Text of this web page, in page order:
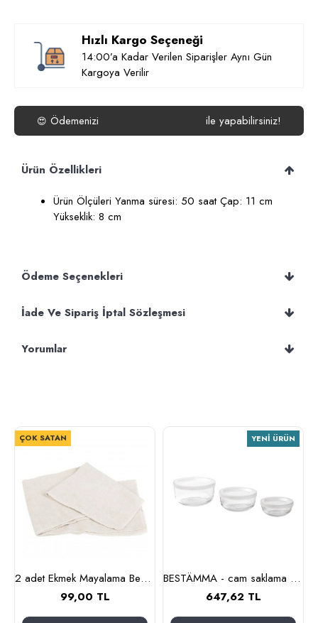
Hızlı Kargo Seçeneği
14:00’a Kadar Verilen Siparişler Aynı Gün
Kargoya Verilir
😍 Ödemenizi ile yapabilirsiniz!
Ürün Özellikleri
Ürün Ölçüleri Yanma süresi: 50 saat Çap: 11 cm
Yükseklik: 8 cm
Ödeme Seçenekleri
İade Ve Sipariş İptal Sözleşmesi
Yorumlar
ÇOK SATAN
2 adet Ekmek Mayalama Bezi 50x70 cm, %100 Pamuk Amerikan Pasa Bezi
99,00 TL
YENI ÜRÜN
BESTÄMMA - cam saklama kabı seti (cam)
647,62 TL